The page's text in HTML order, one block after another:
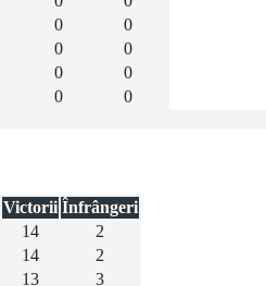
0
0
0
0
0
0
0
0
Victorii Înfrângeri
14
2
14
2
13
3